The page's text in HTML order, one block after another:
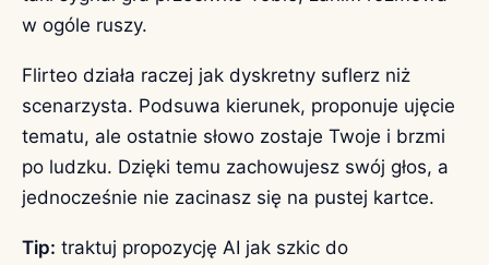
w ogóle ruszy.
Flirteo działa raczej jak dyskretny suflerz niż
scenarzysta. Podsuwa kierunek, proponuje ujęcie
tematu, ale ostatnie słowo zostaje Twoje i brzmi
po ludzku. Dzięki temu zachowujesz swój głos, a
jednocześnie nie zacinasz się na pustej kartce.
Tip: traktuj propozycję AI jak szkic do